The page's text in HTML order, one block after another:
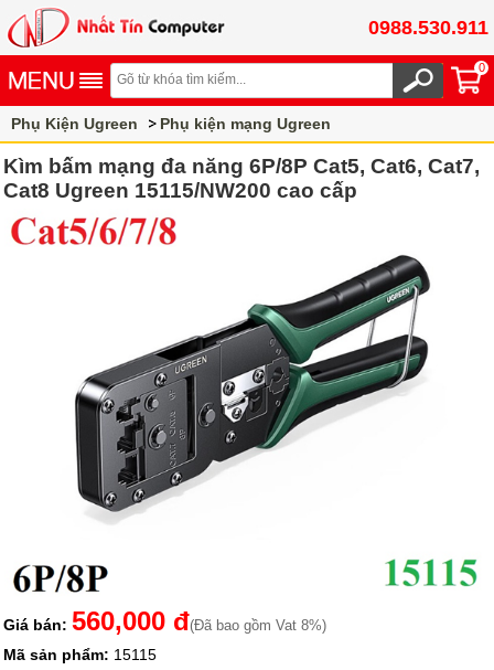
0988.530.911
0
Phụ Kiện Ugreen Phụ kiện mạng Ugreen
Kìm bấm mạng đa năng 6P/8P Cat5, Cat6, Cat7,
Cat8 Ugreen 15115/NW200 cao cấp
Giá bán: 560,000 đ(Đã bao gồm Vat 8%)
Mã sản phẩm: 15115